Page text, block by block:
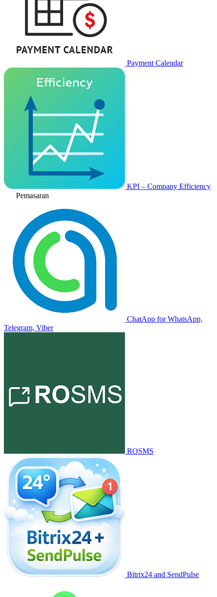
Payment Calendar
KPI – Company Efficiency
Pemasaran
ChatApp for WhatsApp,
Telegram, Viber
ROSMS
Bitrix24 and SendPulse